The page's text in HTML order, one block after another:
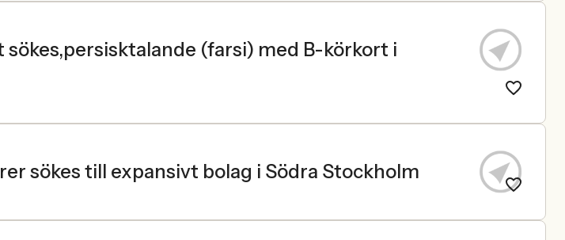
sökes,persisktalande (farsi) med B-körkort i
sökes till expansivt bolag i Södra Stockholm